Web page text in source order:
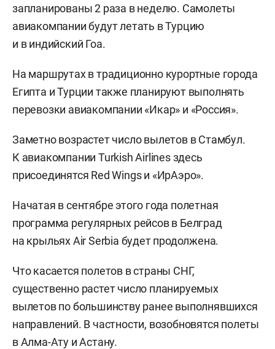
запланированы 2 раза в неделю. Самолеты
авиакомпании будут летать в Турцию
и в индийский Гоа.
На маршрутах в традиционно курортные города
Египта и Турции также планируют выполнять
перевозки авиакомпании «Икар» и «Россия».
Заметно возрастет число вылетов в Стамбул.
К авиакомпании Turkish Airlines здесь
присоединятся Red Wings и «ИрАэро».
Начатая в сентябре этого года полетная
программа регулярных рейсов в Белград
на крыльях Air Serbia будет продолжена.
Что касается полетов в страны СНГ,
существенно растет число планируемых
вылетов по большинству ранее выполнявшихся
направлений. В частности, возобновятся полеты
в Алма-Ату и Астану.